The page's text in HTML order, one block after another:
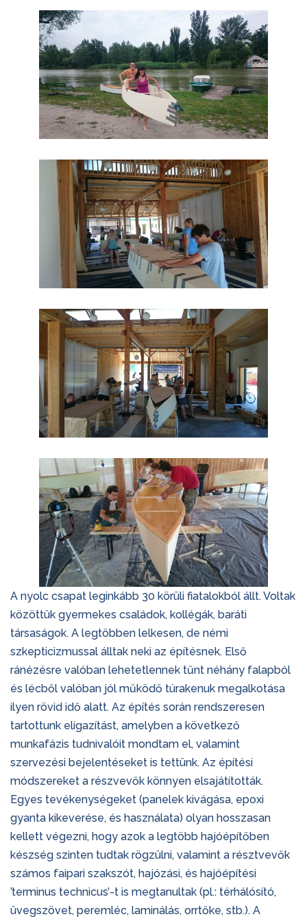
A nyolc csapat leginkább 30 körüli fiatalokból állt. Voltak
közöttük gyermekes családok, kollégák, baráti
társaságok. A legtöbben lelkesen, de némi
szkepticizmussal álltak neki az építésnek. Első
ránézésre valóban lehetetlennek tűnt néhány falapból
és lécből valóban jól működő túrakenuk megalkotása
ilyen rövid idő alatt. Az építés során rendszeresen
tartottunk eligazítást, amelyben a következő
munkafázis tudnivalóit mondtam el, valamint
szervezési bejelentéseket is tettünk. Az építési
módszereket a részvevők könnyen elsajátították.
Egyes tevékenységeket (panelek kivágása, epoxi
gyanta kikeverése, és használata) olyan hosszasan
kellett végezni, hogy azok a legtöbb hajóépítőben
készség szinten tudtak rögzülni, valamint a résztvevők
számos faipari szakszót, hajózási, és hajóépítési
’terminus technicus’-t is megtanultak (pl.: térhálósító,
üvegszövet, peremléc, laminálás, orrtőke, stb.). A